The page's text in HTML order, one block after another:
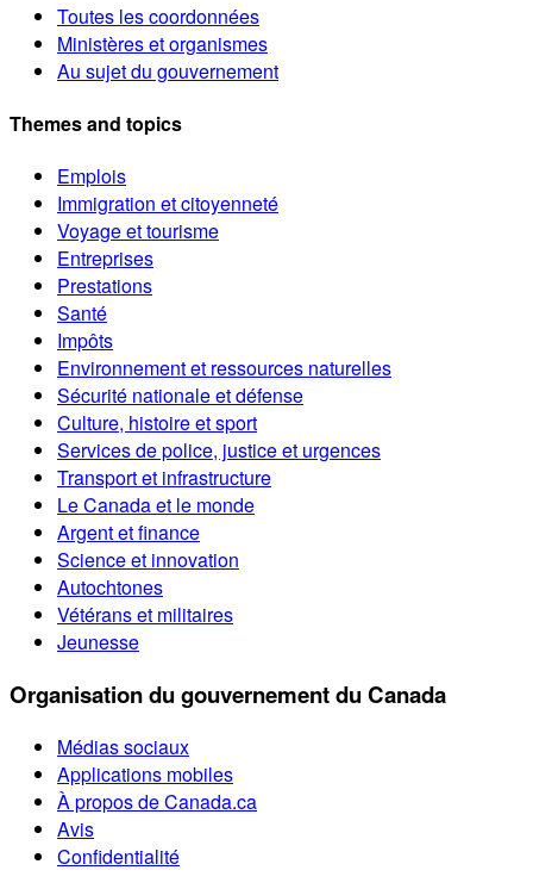
Toutes les coordonnées
Ministères et organismes
Au sujet du gouvernement
Themes and topics
Emplois
Immigration et citoyenneté
Voyage et tourisme
Entreprises
Prestations
Santé
Impôts
Environnement et ressources naturelles
Sécurité nationale et défense
Culture, histoire et sport
Services de police, justice et urgences
Transport et infrastructure
Le Canada et le monde
Argent et finance
Science et innovation
Autochtones
Vétérans et militaires
Jeunesse
Organisation du gouvernement du Canada
Médias sociaux
Applications mobiles
À propos de Canada.ca
Avis
Confidentialité